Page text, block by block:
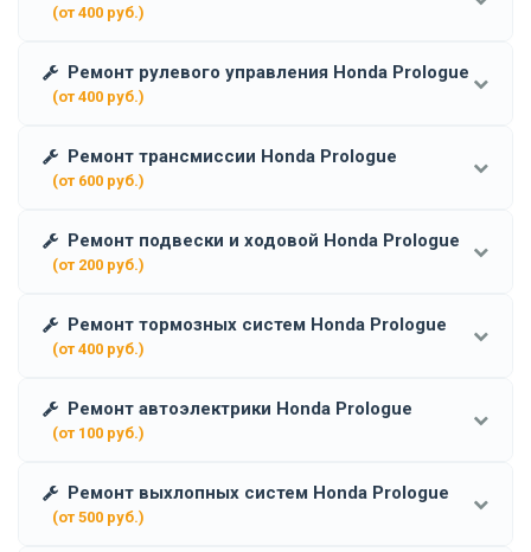
(от 400 руб.)
Ремонт рулевого управления Honda Prologue
(от 400 руб.)
Ремонт трансмиссии Honda Prologue
(от 600 руб.)
Ремонт подвески и ходовой Honda Prologue
(от 200 руб.)
Ремонт тормозных систем Honda Prologue
(от 400 руб.)
Ремонт автоэлектрики Honda Prologue
(от 100 руб.)
Ремонт выхлопных систем Honda Prologue
(от 500 руб.)